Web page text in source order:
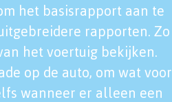
het basisrapport aan te
rapporten. Zo
het voertuig bekijken.
op de auto, om wat voor
wanneer er alleen een